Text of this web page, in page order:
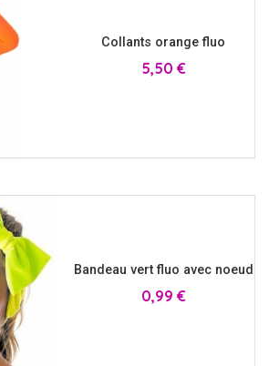
Collants orange fluo
Prix
5,50 €
Bandeau vert fluo avec noeud
Prix
0,99 €